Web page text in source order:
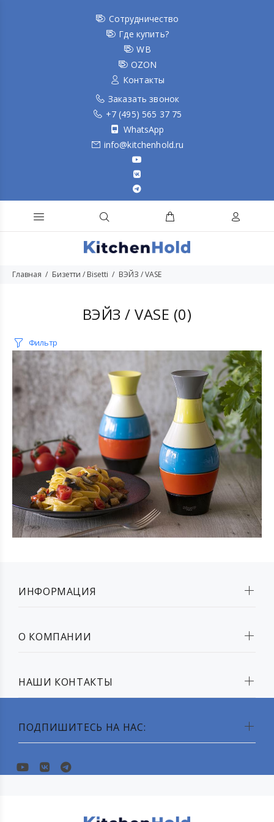
Сотрудничество
Где купить?
WB
OZON
Контакты
Заказать звонок
+7 (495) 565 37 75
WhatsApp
info@kitchenhold.ru
Главная Бизетти / Bisetti ВЭЙЗ / VASE
ВЭЙЗ / VASE (0)
Фильтр
ПОДПИШИТЕСЬ НА НАС:
ИНФОРМАЦИЯ
О КОМПАНИИ
НАШИ КОНТАКТЫ